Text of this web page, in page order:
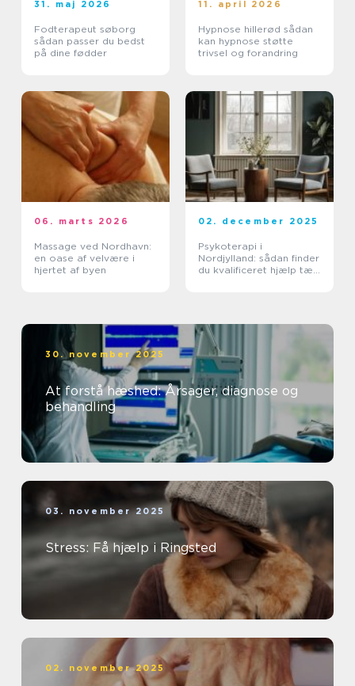
31. maj 2026
Fodterapeut søborg
sådan passer du bedst
på dine fødder
11. april 2026
Hypnose hillerød sådan
kan hypnose støtte
trivsel og forandring
06. marts 2026
Massage ved Nordhavn:
en oase af velvære i
hjertet af byen
02. december 2025
Psykoterapi i
Nordjylland: sådan finder
du kvalificeret hjælp tæt
30. november 2025
At forstå hæshed: Årsager, diagnose og
behandling
03. november 2025
Stress: Få hjælp i Ringsted
02. november 2025